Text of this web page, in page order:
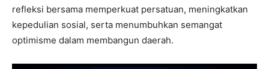
refleksi bersama memperkuat persatuan, meningkatkan
kepedulian sosial, serta menumbuhkan semangat
optimisme dalam membangun daerah.